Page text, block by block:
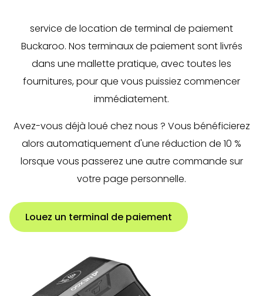
service de location de terminal de paiement
Buckaroo. Nos terminaux de paiement sont livrés
dans une mallette pratique, avec toutes les
fournitures, pour que vous puissiez commencer
immédiatement.
Avez-vous déjà loué chez nous ? Vous bénéficierez
alors automatiquement d'une réduction de 10 %
lorsque vous passerez une autre commande sur
votre page personnelle.
Louez un terminal de paiement